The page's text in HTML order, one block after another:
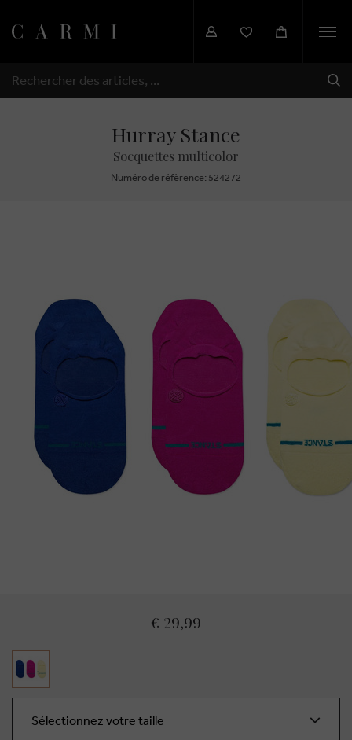
RECHERCHER
Hurray Stance
Socquettes multicolor
Numéro de réfèrence: 524272
€ 29,99
Sélectionnez votre taille